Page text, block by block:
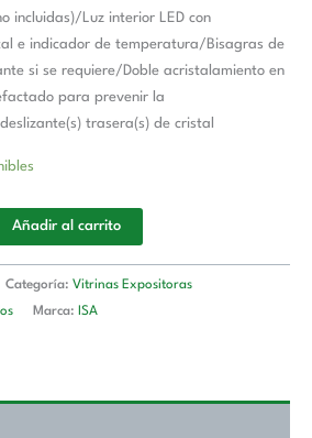
incluidas)/Luz interior LED con
e indicador de temperatura/Bisagras de
si se requiere/Doble acristalamiento en
para prevenir la
trasera(s) de cristal
Añadir al carrito
Categoría: Vitrinas Expositoras
Marca: ISA